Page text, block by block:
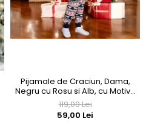
Pijamale de Craciun, Dama,
Negru cu Rosu si Alb, cu Motive
de Sarbatoare
119,00 Lei
59,00 Lei